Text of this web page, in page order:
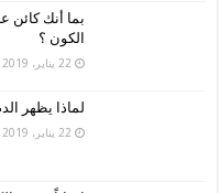
بما أنك
الكون ؟
22 يناير، 2019
لماذا يظهر
22 يناير، 2019